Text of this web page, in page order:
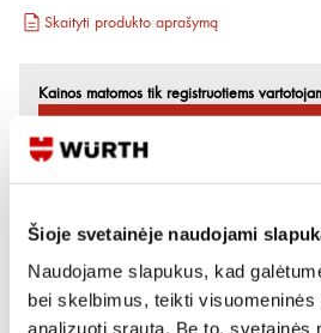
Šioje svetainėje naudojami
Naudojame slapukus, kad
bei skelbimus, teikti
analizuoti srautą. Be to, svetainės
Skaityti produkto aprašymą
Kainos matomos tik registruotiems
Reikia daugiau informacijos?
Rodyti artimiausią parduotuvę